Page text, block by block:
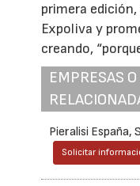
primera
Expoliva y
creando,
EMPRESAS
Pieralisi España,
Solicitar